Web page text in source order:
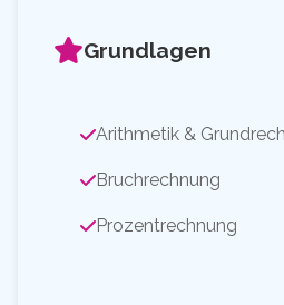
Grundlagen
Arithmetik &
Bruchrechnung
Prozentrechnung